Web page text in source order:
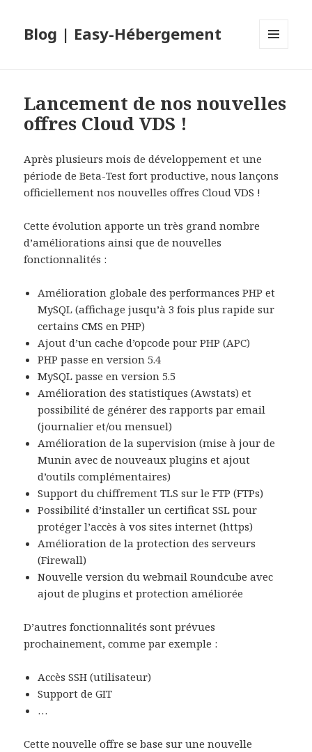
Blog | Easy-Hébergement
Lancement de nos nouvelles
offres Cloud VDS !
Après plusieurs mois de développement et une
période de Beta-Test fort productive, nous lançons
officiellement nos nouvelles offres Cloud VDS !
Cette évolution apporte un très grand nombre
d’améliorations ainsi que de nouvelles
fonctionnalités :
Amélioration globale des performances PHP et
MySQL (affichage jusqu’à 3 fois plus rapide sur
certains CMS en PHP)
Ajout d’un cache d’opcode pour PHP (APC)
PHP passe en version 5.4
MySQL passe en version 5.5
Amélioration des statistiques (Awstats) et
possibilité de générer des rapports par email
(journalier et/ou mensuel)
Amélioration de la supervision (mise à jour de
Munin avec de nouveaux plugins et ajout
d’outils complémentaires)
Support du chiffrement TLS sur le FTP (FTPs)
Possibilité d’installer un certificat SSL pour
protéger l’accès à vos sites internet (https)
Amélioration de la protection des serveurs
(Firewall)
Nouvelle version du webmail Roundcube avec
ajout de plugins et protection améliorée
D’autres fonctionnalités sont prévues
prochainement, comme par exemple :
Accès SSH (utilisateur)
Support de GIT
…
Cette nouvelle offre se base sur une nouvelle